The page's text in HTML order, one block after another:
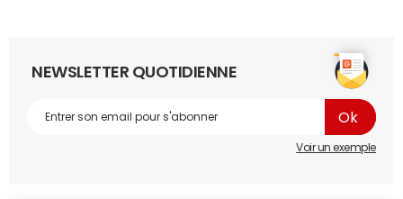
NEWSLETTER QUOTIDIENNE
Voir un exemple